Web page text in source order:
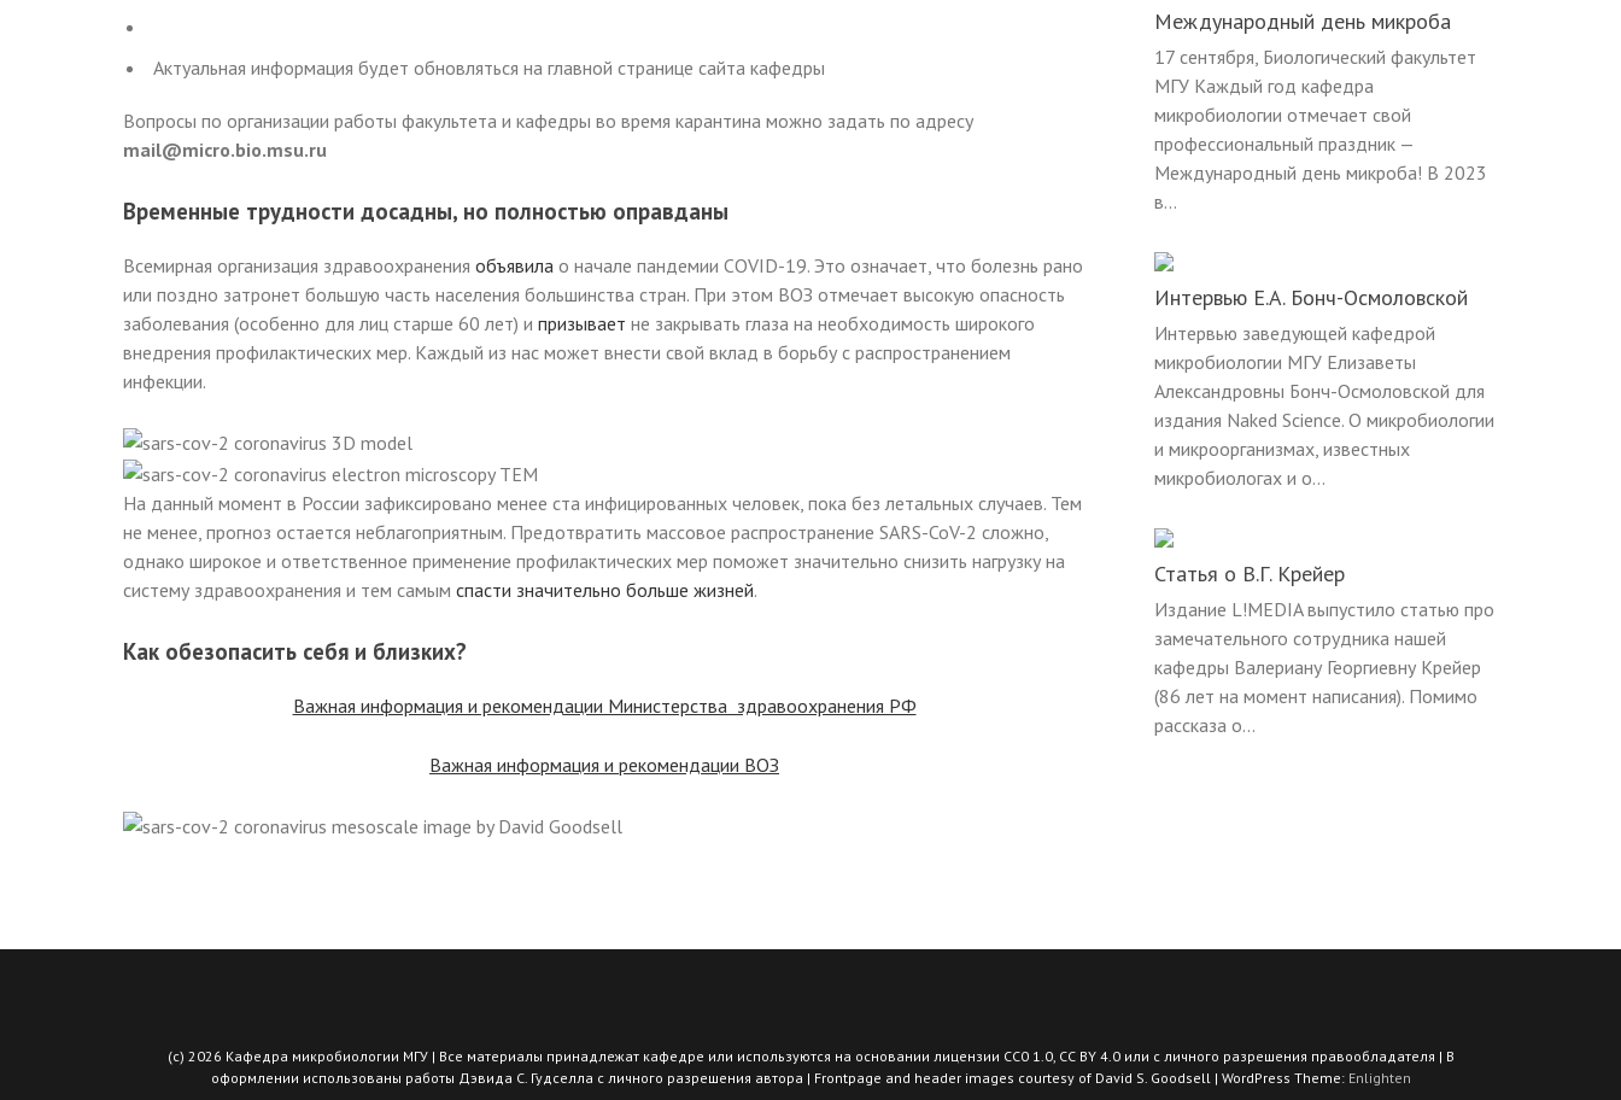
Актуальная информация будет обновляться на главной странице сайта кафедры
Вопросы по организации работы факультета и кафедры во время карантина можно задать по адресу
mail@micro.bio.msu.ru
Временные трудности досадны, но полностью оправданы
Всемирная организация здравоохранения объявила о начале пандемии COVID-19. Это означает, что болезнь рано
или поздно затронет большую часть населения большинства стран. При этом ВОЗ отмечает высокую опасность
заболевания (особенно для лиц старше 60 лет) и призывает не закрывать глаза на необходимость широкого
внедрения профилактических мер. Каждый из нас может внести свой вклад в борьбу с распространением
инфекции.
На данный момент в России зафиксировано менее ста инфицированных человек, пока без летальных случаев. Тем
не менее, прогноз остается неблагоприятным. Предотвратить массовое распространение SARS-CoV-2 сложно,
однако широкое и ответственное применение профилактических мер поможет значительно снизить нагрузку на
систему здравоохранения и тем самым спасти значительно больше жизней.
Как обезопасить себя и близких?
Важная информация и рекомендации Министерства здравоохранения РФ
Важная информация и рекомендации ВОЗ
Международный день микроба
17 сентября, Биологический факультет
МГУ Каждый год кафедра
микробиологии отмечает свой
профессиональный праздник —
Международный день микроба! В 2023
в...
Интервью Е.А. Бонч-Осмоловской
Интервью заведующей кафедрой
микробиологии МГУ Елизаветы
Александровны Бонч-Осмоловской для
издания Naked Science. О микробиологии
и микроорганизмах, известных
микробиологах и о...
Статья о В.Г. Крейер
Издание L!MEDIA выпустило статью про
замечательного сотрудника нашей
кафедры Валериану Георгиевну Крейер
(86 лет на момент написания). Помимо
рассказа о...
(с) 2026 Кафедра микробиологии МГУ | Все материалы принадлежат кафедре или используются на основании лицензии CC0 1.0, СС BY 4.0 или с личного разрешения правообладателя | В
оформлении использованы работы Дэвида С. Гудселла с личного разрешения автора | Frontpage and header images courtesy of David S. Goodsell | WordPress Theme: Enlighten